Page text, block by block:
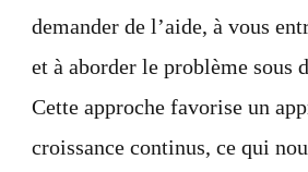
demander de l’aide, à vous
et à aborder le problème sous
Cette approche favorise un
croissance continus, ce qui